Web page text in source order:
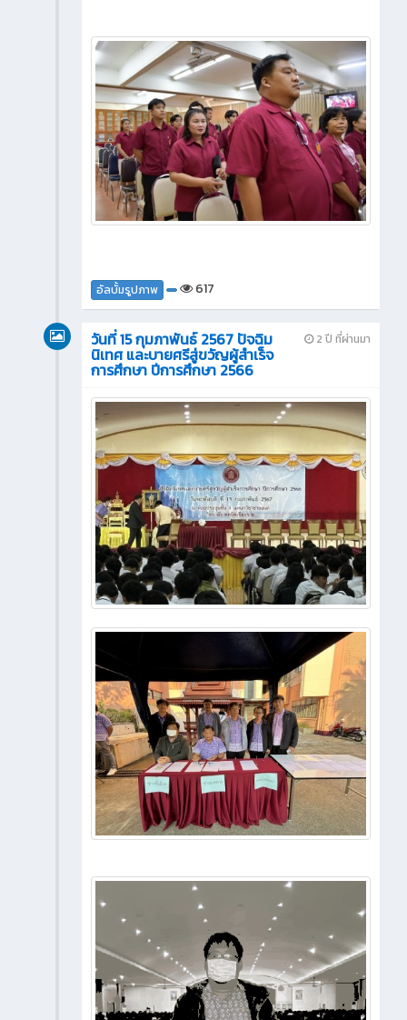
อัลบั้มรูปภาพ 617
2 ปี ที่ผ่านมา
วันที่ 15 กุมภาพันธ์ 2567 ปัจฉิม
นิเทศ และบายศรีสู่ขวัญผู้สำเร็จ
การศึกษา ปีการศึกษา 2566